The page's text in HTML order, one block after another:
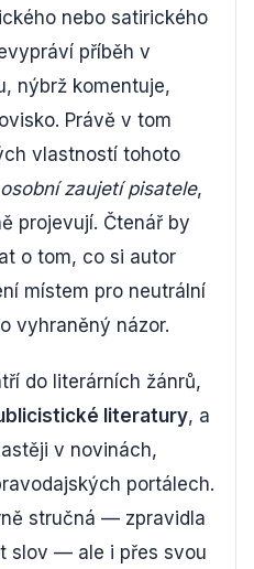
nebo satirického
příběh v
nýbrž komentuje,
Právě v tom
vlastností tohoto
zaujetí pisatele,
projevují. Čtenář by
o tom, co si autor
místem pro neutrální
vyhraněný názor.
do literárních žánrů,
literatury, a
v novinách,
portálech.
stručná — zpravidla
slov — ale i přes svou